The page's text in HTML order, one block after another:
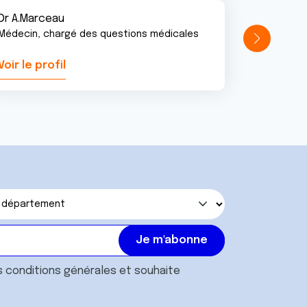
A.Marceau
chargé des questions médicales
le profil
conditions générales et souhaite